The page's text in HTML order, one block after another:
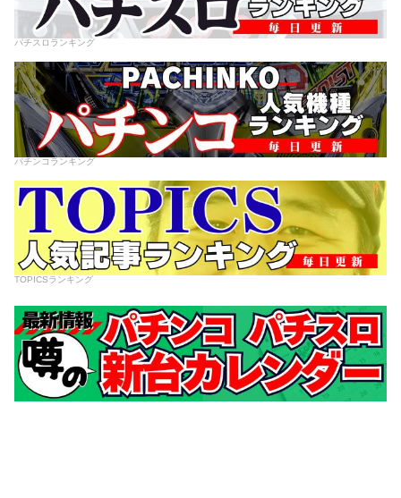
パチスロランキング
パチンコランキング
TOPICSランキング